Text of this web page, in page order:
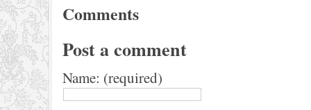
Comments
Post a comment
Name: (required)